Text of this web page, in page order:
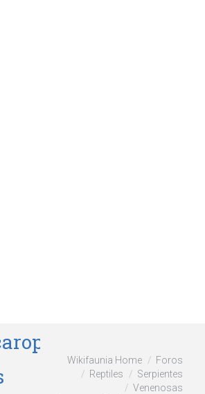
Wikifaunia Home
Foros
Reptiles
Serpientes
Venenosas